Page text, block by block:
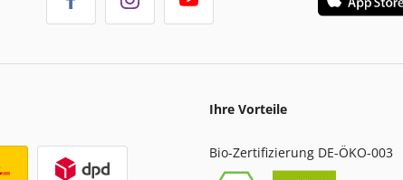
Ihre Vorteile
Bio-Zertifizierung DE-ÖKO-003